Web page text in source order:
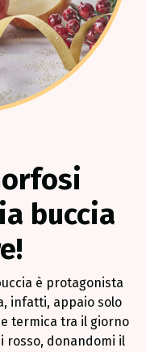
buccia
è protagonista
infatti, appaio solo
termica tra il giorno
rosso, donandomi il